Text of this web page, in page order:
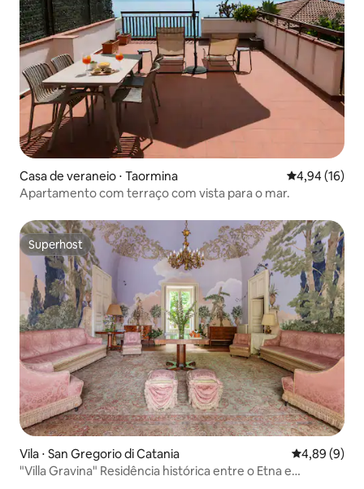
Casa de veraneio ⋅ Taormina 4,94 de uma
4,94 (16)
Apartamento com terraço com vista para o mar.
Superhost
Superhost
Vila ⋅ San Gregorio di Catania 4,89 de uma
4,89 (9)
"Villa Gravina" Residência histórica entre o Etna e